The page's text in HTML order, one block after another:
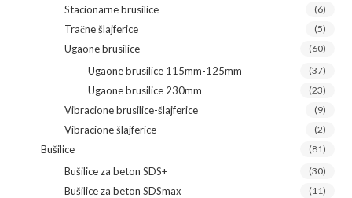
Stacionarne brusilice (6)
Tračne šlajferice (5)
Ugaone brusilice (60)
Ugaone brusilice 115mm-125mm (37)
Ugaone brusilice 230mm (23)
Vibracione brusilice-šlajferice (9)
Vibracione šlajferice (2)
Bušilice (81)
Bušilice za beton SDS+ (30)
Bušilice za beton SDSmax (11)